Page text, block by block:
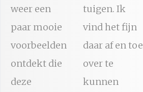
weer een
paar mooie
voorbeelden
ontdekt die
deze
tuigen. Ik
vind het fijn
daar af en toe
over te
kunnen